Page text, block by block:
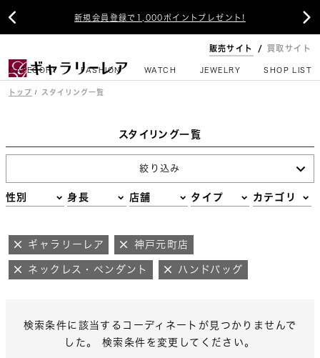
新規会員登録で1,000ポイントプレゼント!
 
販売サイト 買取サイト
CATEGORY FASHION WATCH JEWELRY SHOP LIST
トップ スタイリング一覧
スタイリング一覧
絞り込み
性別 身長 店舗 タイプ カテゴリ
ギャラリーレア 神戸元町店
ネックレス・ペンダント ハンドバッグ
検索条件に該当するコーディネートが見つかりませんで
した。 検索条件を変更してください。